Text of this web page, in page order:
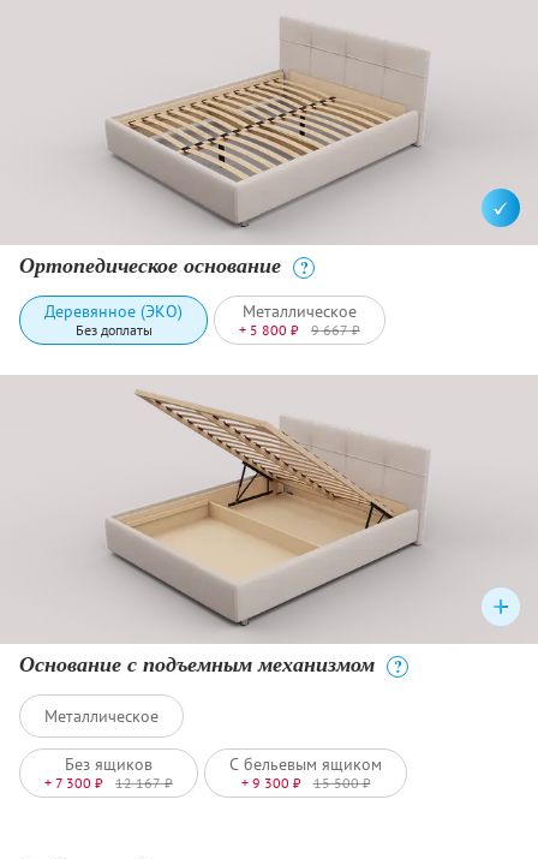
Ортопедическое основание ?
Деревянное (ЭКО)
Без доплаты
Металлическое
+ 5 800 ₽ 9 667 ₽
Основание с подъемным механизмом ?
Металлическое
Без ящиков
+ 7 300 ₽ 12 167 ₽
С бельевым ящиком
+ 9 300 ₽ 15 500 ₽